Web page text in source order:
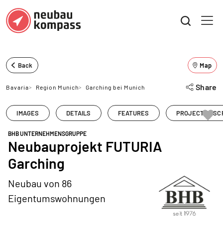
Back Map
Bavaria> Region Munich> Garching bei Munich Share
IMAGES DETAILS FEATURES PROJECT
BHB UNTERNEHMENSGRUPPE
Neubauprojekt FUTURIA
Garching
Neubau von 86
Eigentumswohnungen